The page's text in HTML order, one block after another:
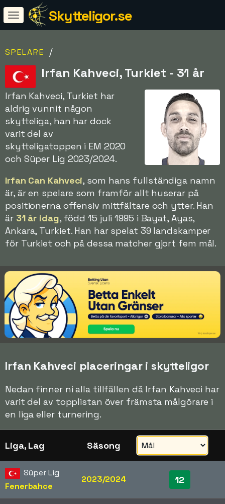
Skytteligor.se
SPELARE /
Irfan Kahveci, Turkiet - 31 år
Irfan Kahveci, Turkiet har
aldrig vunnit någon
skytteliga, han har dock
varit del av
skytteligatoppen i EM 2020
och Süper Lig 2023/2024.
Irfan Can Kahveci, som hans fullständiga namn
är, är en spelare som framför allt huserar på
positionerna offensiv mittfältare och ytter. Han
är 31 år idag, född 15 juli 1995 i Bayat, Ayas,
Ankara, Turkiet. Han har spelat 39 landskamper
för Turkiet och på dessa matcher gjort fem mål.
Irfan Kahveci placeringar i skytteligor
Nedan finner ni alla tillfällen då Irfan Kahveci har
varit del av topplistan över främsta målgörare i
en liga eller turnering.
Liga, Lag Säsong
Süper Lig
Fenerbahce
2023/2024 12